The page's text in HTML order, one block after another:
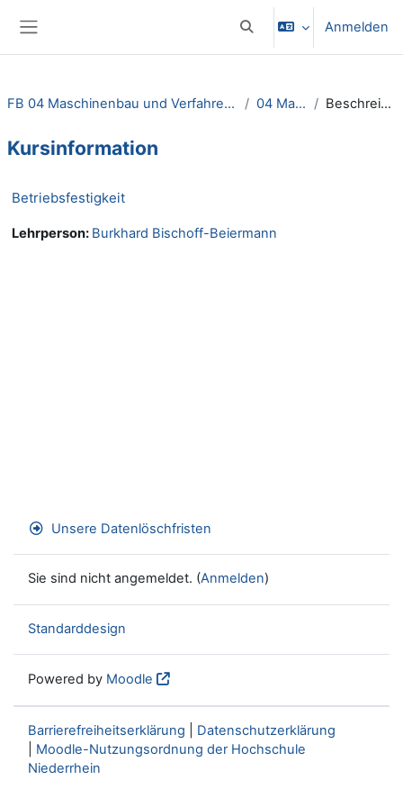
Sucheingabe umschalten
Anmelden
FB 04 Maschinenbau und Verfahrenstechnik 04 Master Beschreibung
Kursinformation
Betriebsfestigkeit
Lehrperson: Burkhard Bischoff-Beiermann
Unsere Datenlöschfristen
Sie sind nicht angemeldet. (Anmelden)
Standarddesign
Powered by Moodle
Barrierefreiheitserklärung
Datenschutzerklärung
Moodle-Nutzungsordnung der Hochschule
Niederrhein